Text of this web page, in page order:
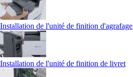
Installation de l'unité de finition d'agrafage
Installation de l'unité de finition de livret